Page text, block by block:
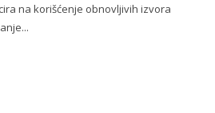
na korišćenje obnovljivih izvora